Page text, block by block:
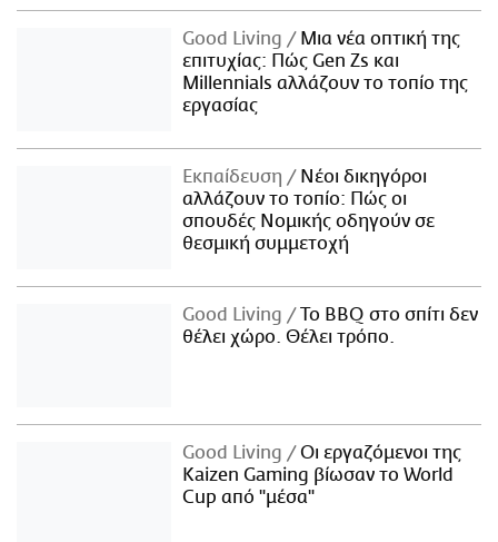
Good Living
Μια νέα οπτική της
επιτυχίας: Πώς Gen Zs και
Millennials αλλάζουν το τοπίο της
εργασίας
Εκπαίδευση
Νέοι δικηγόροι
αλλάζουν το τοπίο: Πώς οι
σπουδές Νομικής οδηγούν σε
θεσμική συμμετοχή
Good Living
Το BBQ στο σπίτι δεν
θέλει χώρο. Θέλει τρόπο.
Good Living
Οι εργαζόμενοι της
Kaizen Gaming βίωσαν το World
Cup από "μέσα"